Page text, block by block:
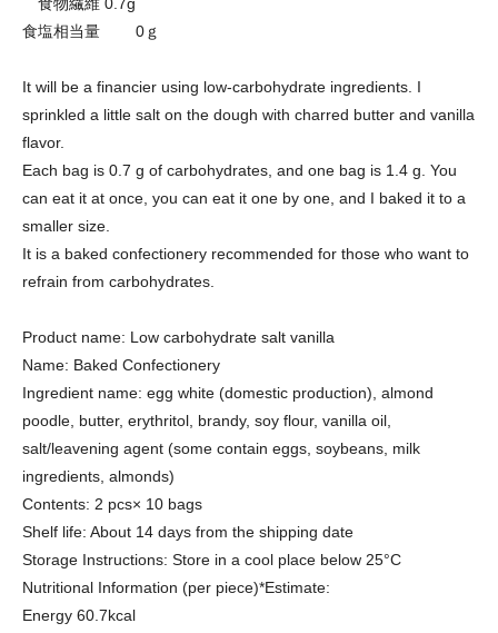
食塩相当量 0ｇ
It will be a financier using low-carbohydrate ingredients. I
sprinkled a little salt on the dough with charred butter and vanilla
flavor.
Each bag is 0.7 g of carbohydrates, and one bag is 1.4 g. You
can eat it at once, you can eat it one by one, and I baked it to a
smaller size.
It is a baked confectionery recommended for those who want to
refrain from carbohydrates.
Product name: Low carbohydrate salt vanilla
Name: Baked Confectionery
Ingredient name: egg white (domestic production), almond
poodle, butter, erythritol, brandy, soy flour, vanilla oil,
salt/leavening agent (some contain eggs, soybeans, milk
ingredients, almonds)
Contents: 2 pcs× 10 bags
Shelf life: About 14 days from the shipping date
Storage Instructions: Store in a cool place below 25°C
Nutritional Information (per piece)*Estimate:
Energy 60.7kcal